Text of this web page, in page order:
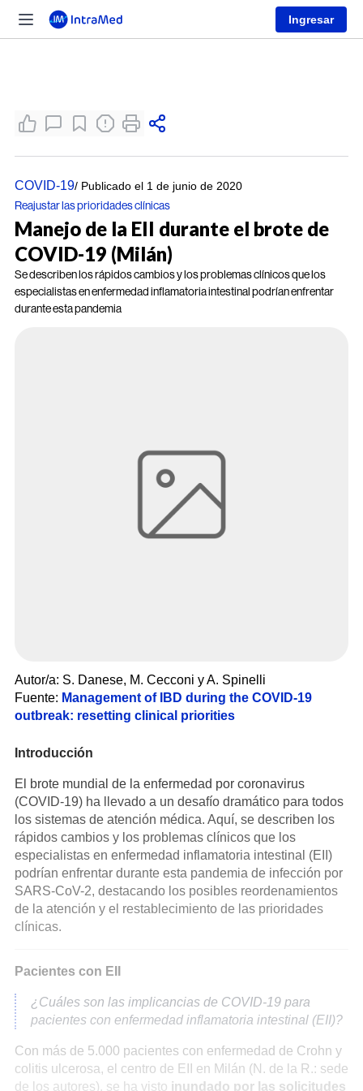
Ingresar
COVID-19/ Publicado el 1 de junio de 2020
Reajustar las prioridades clínicas
Manejo de la EII durante el brote de
COVID-19 (Milán)
Se describen los rápidos cambios y los problemas clínicos que los
especialistas en enfermedad inflamatoria intestinal podrían enfrentar
durante esta pandemia
Autor/a: S. Danese, M. Cecconi y A. Spinelli
Fuente: Management of IBD during the COVID-19
outbreak: resetting clinical priorities
Introducción
El brote mundial de la enfermedad por coronavirus
(COVID-19) ha llevado a un desafío dramático para todos
los sistemas de atención médica. Aquí, se describen los
rápidos cambios y los problemas clínicos que los
especialistas en enfermedad inflamatoria intestinal (EII)
podrían enfrentar durante esta pandemia de infección por
SARS-CoV-2, destacando los posibles reordenamientos
de la atención y el restablecimiento de las prioridades
clínicas.
Pacientes con EII
¿Cuáles son las implicancias de COVID-19 para
pacientes con enfermedad inflamatoria intestinal (EII)?
Con más de 5.000 pacientes con enfermedad de Crohn y
colitis ulcerosa, el centro de EII en Milán (N. de la R.: sede
de los autores), se ha visto inundado por las solicitudes